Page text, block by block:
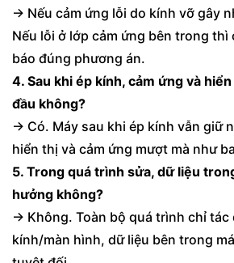
→ Nếu cảm ứng lỗi do kính vỡ gây
Nếu lỗi ở lớp cảm ứng bên trong thì
báo đúng phương án.
4. Sau khi ép kính, cảm ứng và
đầu không?
→ Có. Máy sau khi ép kính vẫn giữ
hiển thị và cảm ứng mượt mà như
5. Trong quá trình sửa, dữ liệu
hưởng không?
→ Không. Toàn bộ quá trình chỉ tác
kính/màn hình, dữ liệu bên trong